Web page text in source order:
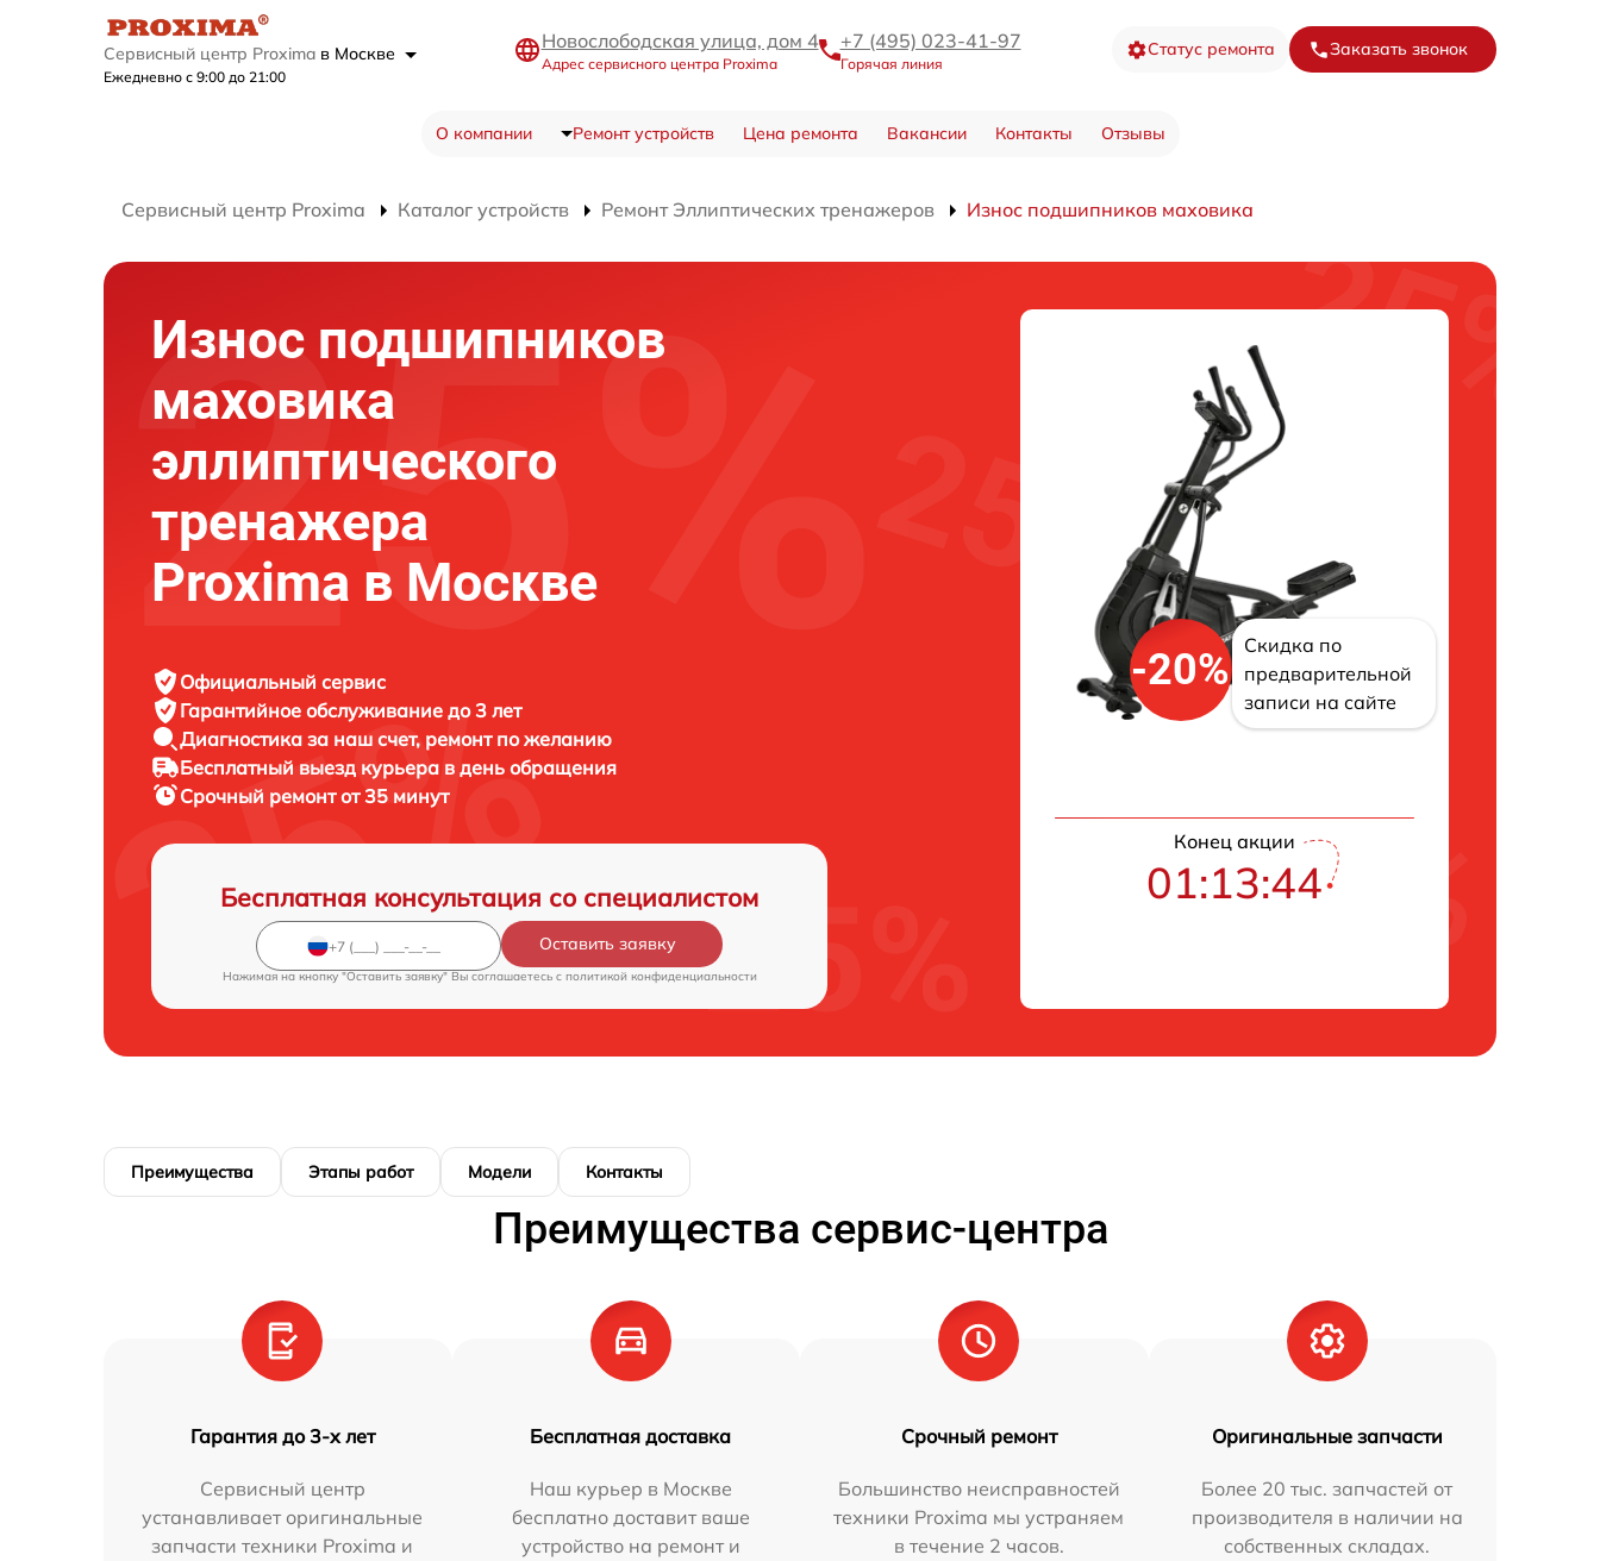
Сервисный центр Proxima в Москве
Ежедневно с 9:00 до 21:00
Новослободская улица, дом 4
Адрес сервисного центра Proxima
+7 (495) 023-41-97
Горячая линия
Статус ремонта Заказать звонок
О компании Ремонт устройств Цена ремонта Вакансии Контакты Отзывы
Сервисный центр Proxima Каталог устройств Ремонт Эллиптических тренажеров Износ подшипников маховика
Износ подшипников
маховика
эллиптического
тренажера
Proxima в Москве
Официальный сервис
Гарантийное обслуживание до 3 лет
Диагностика за наш счет, ремонт по желанию
Бесплатный выезд курьера в день обращения
Срочный ремонтот 35 минут
Бесплатная консультация со специалистом
Оставить заявку
Нажимая на кнопку "Оставить заявку" Вы соглашаетесь c политикой конфиденциальности
-20%
Скидка по
предварительной
записи на сайте
Конец акции
01:13:43
Преимущества Этапы работ Модели Контакты
Преимущества сервис-центра
Гарантия до 3-х лет
Сервисный центр
устанавливает оригинальные
запчасти техники Proxima и
Бесплатная доставка
Наш курьер в Москве
бесплатно доставит ваше
устройство на ремонт и
Срочный ремонт
Большинство неисправностей
техники Proxima мы устраняем
в течение 2 часов.
Оригинальные запчасти
Более 20 тыс. запчастей от
производителя в наличии на
собственных складах.